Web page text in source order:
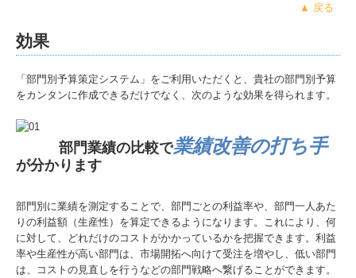
▲ 戻る
効果
「部門別予算策定システム」をご利用いただくと、貴社の部門別予算
をカンタンに作成できるだけでなく、次のような効果を得られます。
部門業績の比較で業績改善の打ち手
が分かります
部門別に業績を測定することで、部門ごとの利益率や、部門一人あた
りの利益額（生産性）を算定できるようになります。これにより、何
に対して、どれだけのコストがかかっているかを把握できます。利益
率や生産性が高い部門は、市場開拓へ向けて受注を増やし、低い部門
は、コストの見直しを行うなどの部門戦略へ繋げることができます。